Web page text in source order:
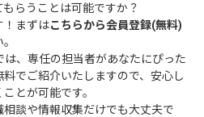
らうことは可能ですか？
！まずはこちらから会員登録(無料)
は、専任の担当者があなたにぴった
料でご紹介いたしますので、安心し
とが可能です。
談や情報収集だけでも大丈夫で